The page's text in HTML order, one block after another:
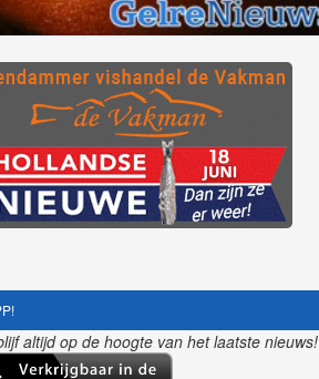
altijd op de hoogte van het laatste nieuws!